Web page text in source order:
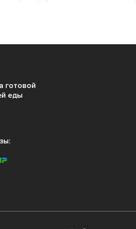
готовой
еды